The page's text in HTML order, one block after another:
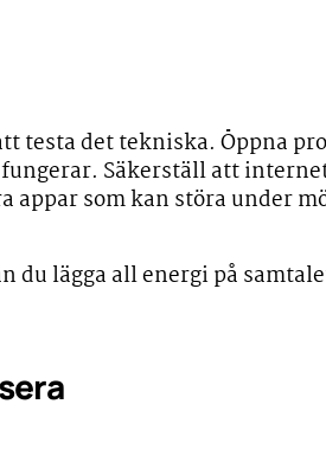
testa det tekniska. Öppna
Säkerställ att
appar som kan störa under
du lägga all energi på